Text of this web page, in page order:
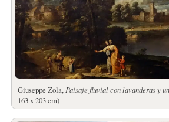
Giuseppe Zola, Paisaje fluvial con lavanderas y
163 x 203 cm)